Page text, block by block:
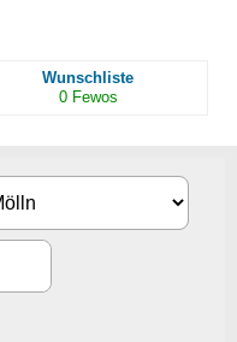
Wunschliste
0 Fewos